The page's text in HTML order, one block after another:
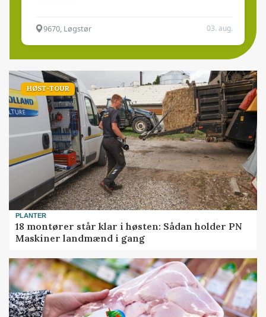
9670, Løgstør 03. aug.
HØST-TOUR
PLANTER
18 montører står klar i høsten: Sådan holder PN
Maskiner landmænd i gang